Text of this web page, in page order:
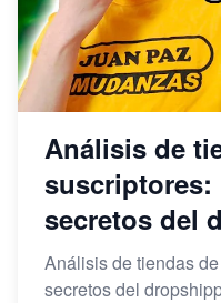
Análisis de
suscriptores:
secretos del
Análisis de tiendas
secretos del